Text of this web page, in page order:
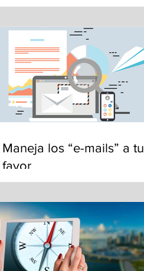
no
Maneja los “e-mails” a tu
favor